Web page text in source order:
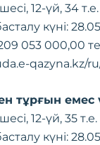
12-үй, 34 т.е.
күні:
053 000,00
qazyna.kz/
тұрғын
12-үй, 35 т.е.
күні: